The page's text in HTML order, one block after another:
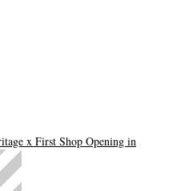
x First Shop Opening in